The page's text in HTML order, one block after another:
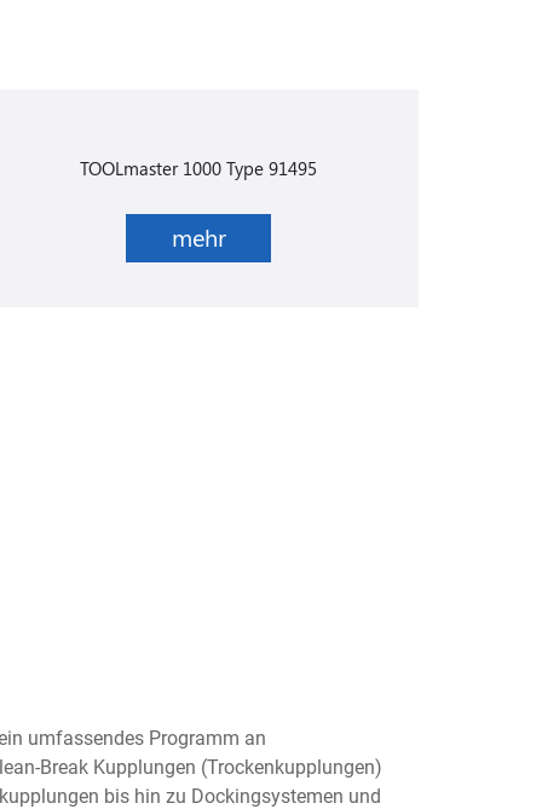
TOOLmaster 1000 Type 91495
mehr
umfassendes Programm an
Break Kupplungen (Trockenkupplungen)
bis hin zu Dockingsystemen und